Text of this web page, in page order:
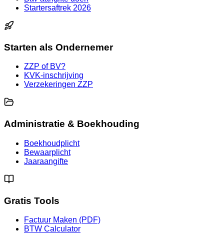
Startersaftrek 2026
Starten als Ondernemer
ZZP of BV?
KVK-inschrijving
Verzekeringen ZZP
Administratie & Boekhouding
Boekhoudplicht
Bewaarplicht
Jaaraangifte
Gratis Tools
Factuur Maken (PDF)
BTW Calculator